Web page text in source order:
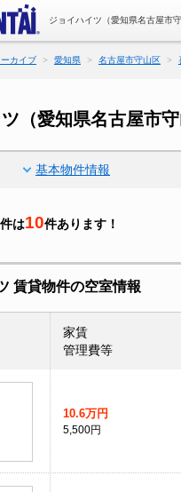
ジョイハイツ（愛知県名古屋市
ーカイブ 愛知県 名古屋市守山区
（愛知県名古屋市
基本物件情報
は10件あります！
賃貸物件の空室情報
家賃
管理費等
10.6万円
5,500円